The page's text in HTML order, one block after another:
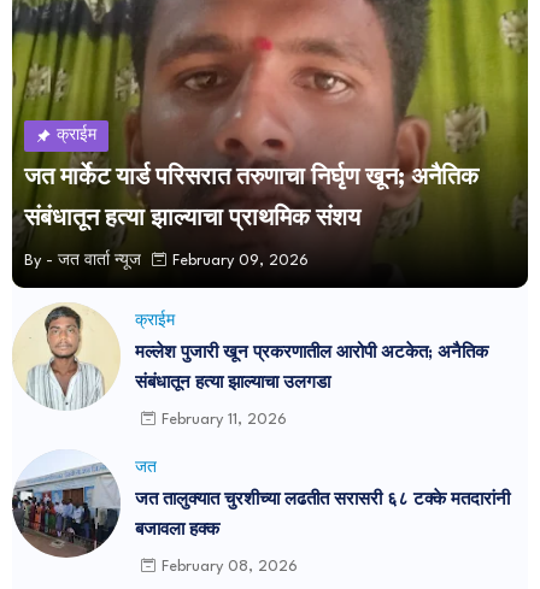
क्राईम
जत मार्केट यार्ड परिसरात तरुणाचा निर्घृण खून; अनैतिक
संबंधातून हत्या झाल्याचा प्राथमिक संशय
By - जत वार्ता न्यूज February 09, 2026
क्राईम
मल्लेश पुजारी खून प्रकरणातील आरोपी अटकेत; अनैतिक
संबंधातून हत्या झाल्याचा उलगडा
February 11, 2026
जत
जत तालुक्यात चुरशीच्या लढतीत सरासरी ६८ टक्के मतदारांनी
बजावला हक्क
February 08, 2026